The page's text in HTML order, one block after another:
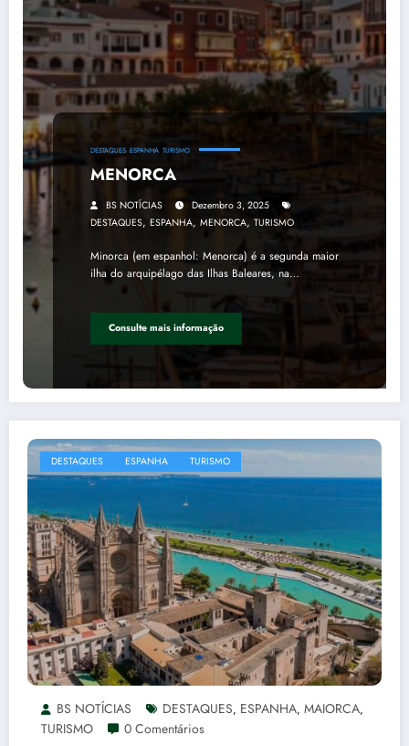
DESTAQUES ESPANHA TURISMO
MENORCA
BS NOTÍCIAS
Dezembro 3, 2025
DESTAQUES, ESPANHA, MENORCA, TURISMO
Minorca (em espanhol: Menorca) é a segunda maior
ilha do arquipélago das Ilhas Baleares, na…
Consulte mais informação
DESTAQUES ESPANHA TURISMO
BS NOTÍCIAS DESTAQUES, ESPANHA, MAIORCA,
TURISMO 0 Comentários